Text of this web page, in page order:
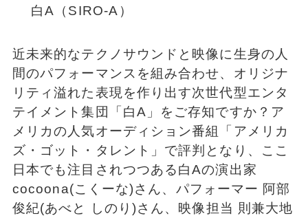
白A（SIRO-A）
近未来的なテクノサウンドと映像に生身の人
間のパフォーマンスを組み合わせ、オリジナ
リティ溢れた表現を作り出す次世代型エンタ
テイメント集団「白A」をご存知ですか？ア
メリカの人気オーディション番組「アメリカ
ズ・ゴット・タレント」で評判となり、ここ
日本でも注目されつつある白Aの演出家
cocoona(こくーな)さん、パフォーマー 阿部
俊紀(あべと しのり)さん、映像担当 則兼大地